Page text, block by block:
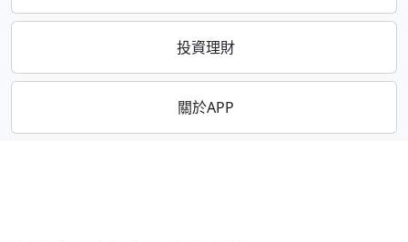
投資理財
關於APP